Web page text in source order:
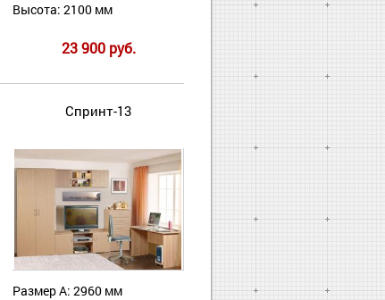
Высота: 2100 мм
23 900 руб.
Спринт-13
Размер А: 2960 мм